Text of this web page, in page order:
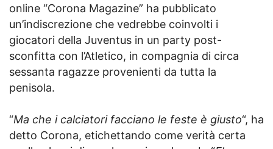
online “Corona Magazine” ha pubblicato
un’indiscrezione che vedrebbe coinvolti i
giocatori della Juventus in un party post-
sconfitta con l’Atletico, in compagnia di circa
sessanta ragazze provenienti da tutta la
penisola.
“Ma che i calciatori facciano le feste è giusto“, ha
detto Corona, etichettando come verità certa